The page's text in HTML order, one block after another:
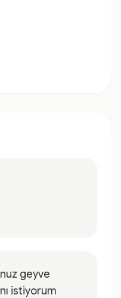
geyve
istiyorum